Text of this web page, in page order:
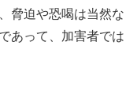
脅迫や恐喝は当然な
あって、加害者では